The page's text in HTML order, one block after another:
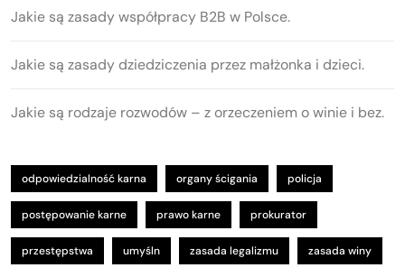
Jakie są zasady współpracy B2B w Polsce.
Jakie są zasady dziedziczenia przez małżonka i dzieci.
Jakie są rodzaje rozwodów – z orzeczeniem o winie i bez.
odpowiedzialność karna organy ścigania policja
postępowanie karne prawo karne prokurator
przestępstwa umyśln zasada legalizmu zasada winy